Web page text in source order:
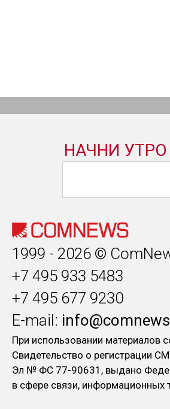
1999 - 2026 ©
+7 495 933 5483
+7 495 677 9230
E-mail:
При использовании материалов
Свидетельство о регистрации
Эл № ФC 77-90631, выдано
в сфере связи, информационных